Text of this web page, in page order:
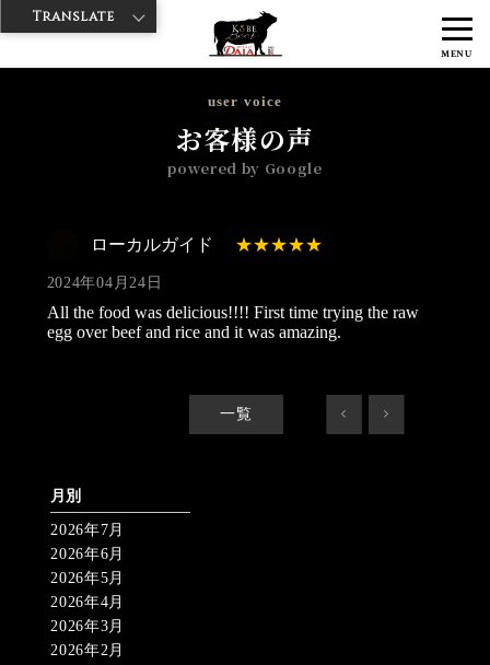
MENU
神戸牛ダイヤ > 神戸牛ダイア グランスタ八重洲店 Googleレビュー
user voice
お客様の声
powered by Google
ローカルガイド
2024年04月24日
All the food was delicious!!!! First time trying the raw
egg over beef and rice and it was amazing.
一覧 < >
月別
2026年7月
2026年6月
2026年5月
2026年4月
2026年3月
2026年2月
Translate